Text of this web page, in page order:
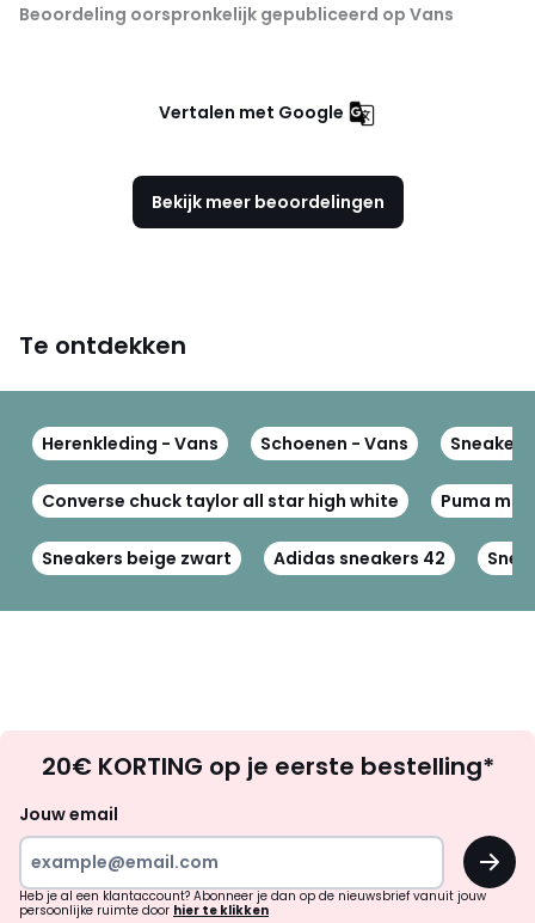
Beoordeling oorspronkelijk gepubliceerd op Vans
Vertalen met Google
Bekijk meer beoordelingen
Te ontdekken
Herenkleding - Vans Schoenen - Vans
Converse chuck taylor all star high white Puma
Sneakers beige zwart Adidas sneakers 42
zoek
inspiratie
verrassingen?
20€ KORTING op je eerste bestelling*
Jouw email
OK
Heb je al een klantaccount? Abonneer je dan op de nieuwsbrief vanuit jouw
persoonlijke ruimte door hier te klikken